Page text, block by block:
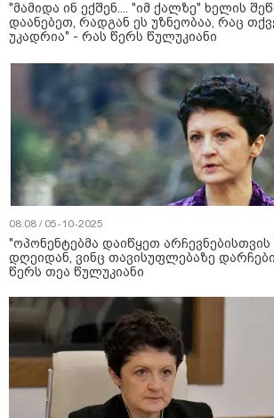
"მამიდა ინ ექშენ.... "იმ ქალზე" ხელის
დაანებეთ, რადგან ეს უზნეობაა, რაც
უკადრია" - რას წერს წულუკიანი
08:08 / 05-10-2025
"ოპონენტებმა დაიწყეთ არჩევნებისთვის
დღეიდან, ვინც თავისუფლებაზე
წერს თეა წულუკიანი